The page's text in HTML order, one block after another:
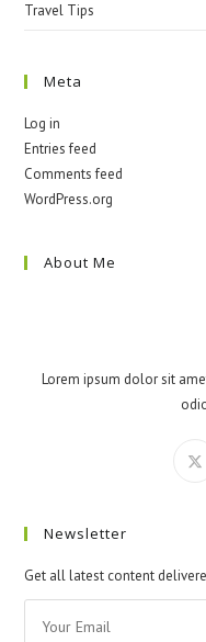
Travel Tips
Meta
Log in
Entries feed
Comments feed
WordPress.org
About Me
Lorem ipsum dolor sit
Newsletter
Get all latest content